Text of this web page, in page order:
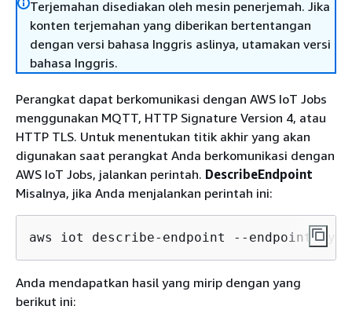
Terjemahan disediakan oleh mesin penerjemah. Jika
konten terjemahan yang diberikan bertentangan
dengan versi bahasa Inggris aslinya, utamakan versi
bahasa Inggris.
Perangkat dapat berkomunikasi dengan AWS IoT Jobs
menggunakan MQTT, HTTP Signature Version 4, atau
HTTP TLS. Untuk menentukan titik akhir yang akan
digunakan saat perangkat Anda berkomunikasi dengan
AWS IoT Jobs, jalankan perintah. DescribeEndpoint
Misalnya, jika Anda menjalankan perintah ini:
aws iot describe-endpoint --endpoint-
Anda mendapatkan hasil yang mirip dengan yang
berikut ini: